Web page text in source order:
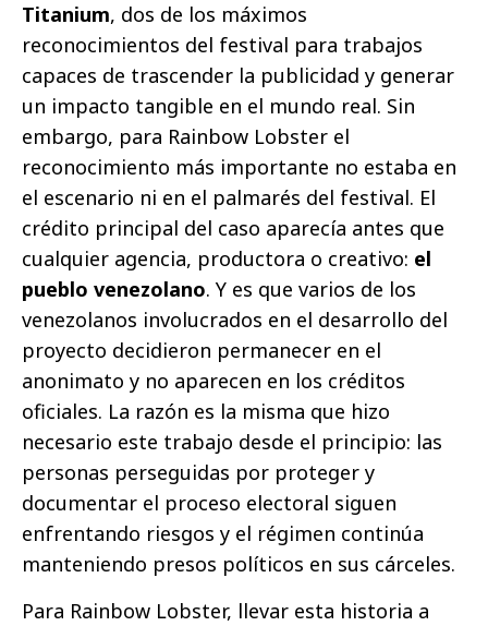
Titanium, dos de los máximos
reconocimientos del festival para trabajos
capaces de trascender la publicidad y generar
un impacto tangible en el mundo real. Sin
embargo, para Rainbow Lobster el
reconocimiento más importante no estaba en
el escenario ni en el palmarés del festival. El
crédito principal del caso aparecía antes que
cualquier agencia, productora o creativo: el
pueblo venezolano. Y es que varios de los
venezolanos involucrados en el desarrollo del
proyecto decidieron permanecer en el
anonimato y no aparecen en los créditos
oficiales. La razón es la misma que hizo
necesario este trabajo desde el principio: las
personas perseguidas por proteger y
documentar el proceso electoral siguen
enfrentando riesgos y el régimen continúa
manteniendo presos políticos en sus cárceles.
Para Rainbow Lobster, llevar esta historia a